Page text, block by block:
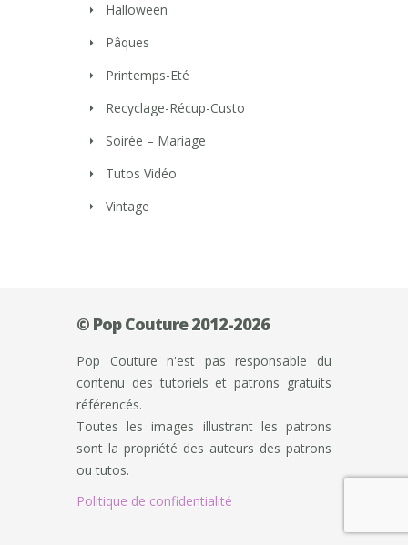
Halloween
Pâques
Printemps-Eté
Recyclage-Récup-Custo
Soirée – Mariage
Tutos Vidéo
Vintage
© Pop Couture 2012-2026
Pop Couture n'est pas responsable du
contenu des tutoriels et patrons gratuits
référencés.
Toutes les images illustrant les patrons
sont la propriété des auteurs des patrons
ou tutos.
Politique de confidentialité